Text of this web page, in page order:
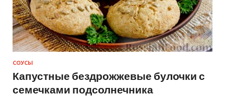
СОУСЫ
Капустные бездрожжевые булочки с
семечками подсолнечника